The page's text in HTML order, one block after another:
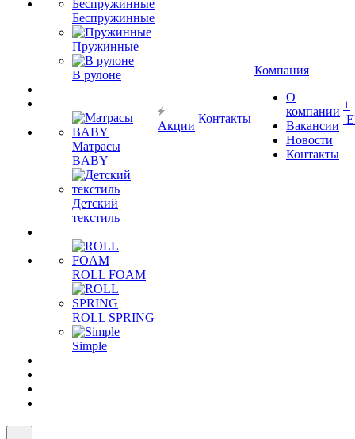
Беспружинные
Пружинные
В рулоне
Матрасы
BABY
Детский
текстиль
ROLL FOAM
ROLL SPRING
Simple
Акции
Контакты
Компания
О
компании
Вакансии
Новости
Контакты
+